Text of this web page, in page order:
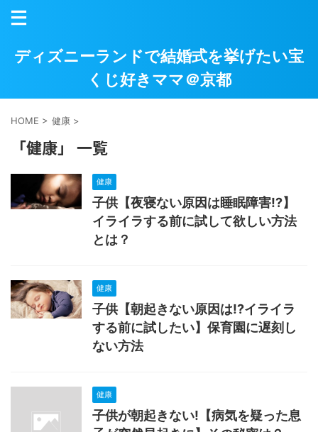
ディズニーランドで結婚式を挙げたい宝
くじ好きママ＠京都
HOME > 健康 >
「健康」 一覧
健康
子供【夜寝ない原因は睡眠障害!?】
イライラする前に試して欲しい方法
とは？
健康
子供【朝起きない原因は!?イライラ
する前に試したい】保育園に遅刻し
ない方法
健康
子供が朝起きない!【病気を疑った息